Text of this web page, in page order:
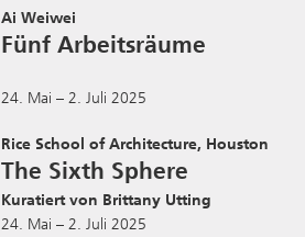
Ai Weiwei
Fünf Arbeitsräume
24. Mai – 2. Juli 2025
Rice School of Architecture, Houston
The Sixth Sphere
Kuratiert von Brittany Utting
24. Mai – 2. Juli 2025